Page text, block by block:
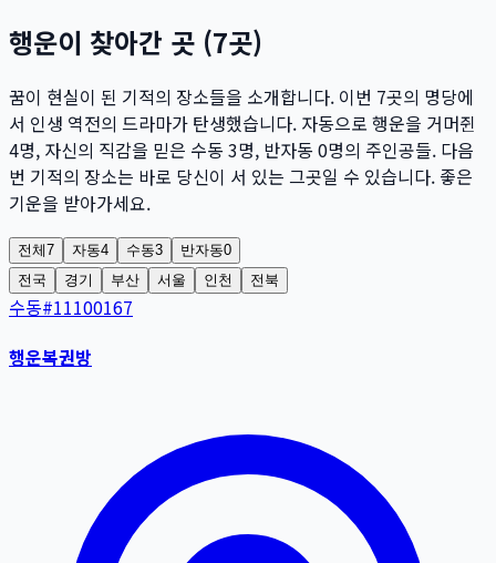
행운이 찾아간 곳 (7곳)
꿈이 현실이 된 기적의 장소들을 소개합니다. 이번 7곳의 명당에
서 인생 역전의 드라마가 탄생했습니다. 자동으로 행운을 거머쥔
4명, 자신의 직감을 믿은 수동 3명, 반자동 0명의 주인공들. 다음
번 기적의 장소는 바로 당신이 서 있는 그곳일 수 있습니다. 좋은
기운을 받아가세요.
전체7 자동4 수동3 반자동0
전국
경기 부산 서울 인천 전북
수동#11100167
행운복권방